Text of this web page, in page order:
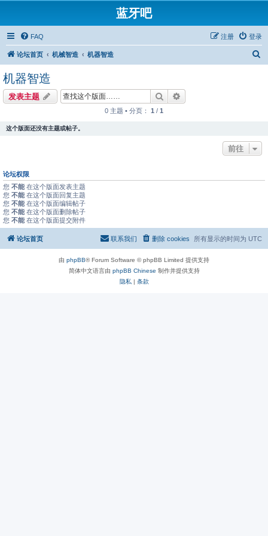
蓝牙吧
FAQ 登录
注册
论坛首页 机械智造 机器智造
机器智造
发表主题 搜索
0 主题 • 分页： 1 / 1
这个版面还没有主题或帖子。
前往
论坛权限
您 不能 在这个版面发表主题
您 不能 在这个版面回复主题
您 不能 在这个版面编辑帖子
您 不能 在这个版面删除帖子
您 不能 在这个版面提交附件
论坛首页 所有显示的时间为 UTC
删除 cookies
联系我们
由 phpBB® Forum Software © phpBB Limited 提供支持
简体中文语言由 phpBB Chinese 制作并提供支持
隐私 | 条款